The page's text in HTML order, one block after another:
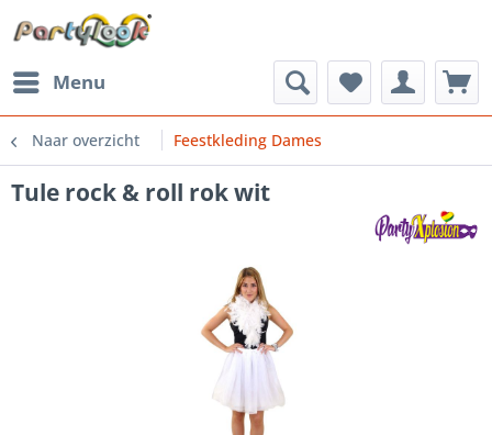
Menu
Naar overzicht Feestkleding Dames
Tule rock & roll rok wit